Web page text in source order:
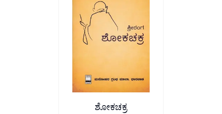
ಶೋಕಚಕ್ರ